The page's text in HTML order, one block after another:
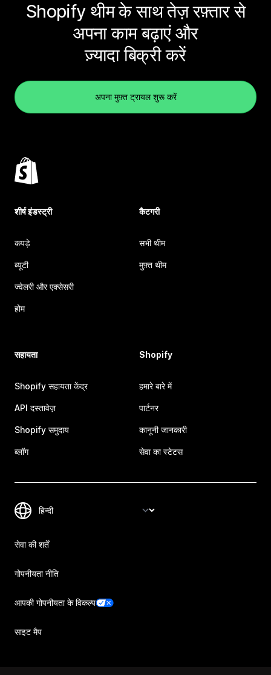
Shopify थीम के साथ तेज़ रफ़्तार से
अपना काम बढ़ाएं और
ज़्यादा बिक्री करें
अपना मुफ़्त ट्रायल शुरू करें
शीर्ष इंडस्ट्री
कपड़े
ब्यूटी
ज्वेलरी और एक्सेसरी
होम
कैटगरी
सभी थीम
मुफ़्त थीम
सहायता
Shopify सहायता केंद्र
API दस्तावेज़
Shopify समुदाय
ब्लॉग
Shopify
हमारे बारे में
पार्टनर
कानूनी जानकारी
सेवा का स्टेटस
सेवा की शर्तें
गोपनीयता नीति
आपकी गोपनीयता के विकल्प
साइट मैप